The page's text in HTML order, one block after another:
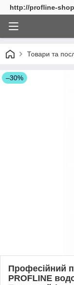
http://profline-
Товари та
–30%
Професійний
PROFLINE